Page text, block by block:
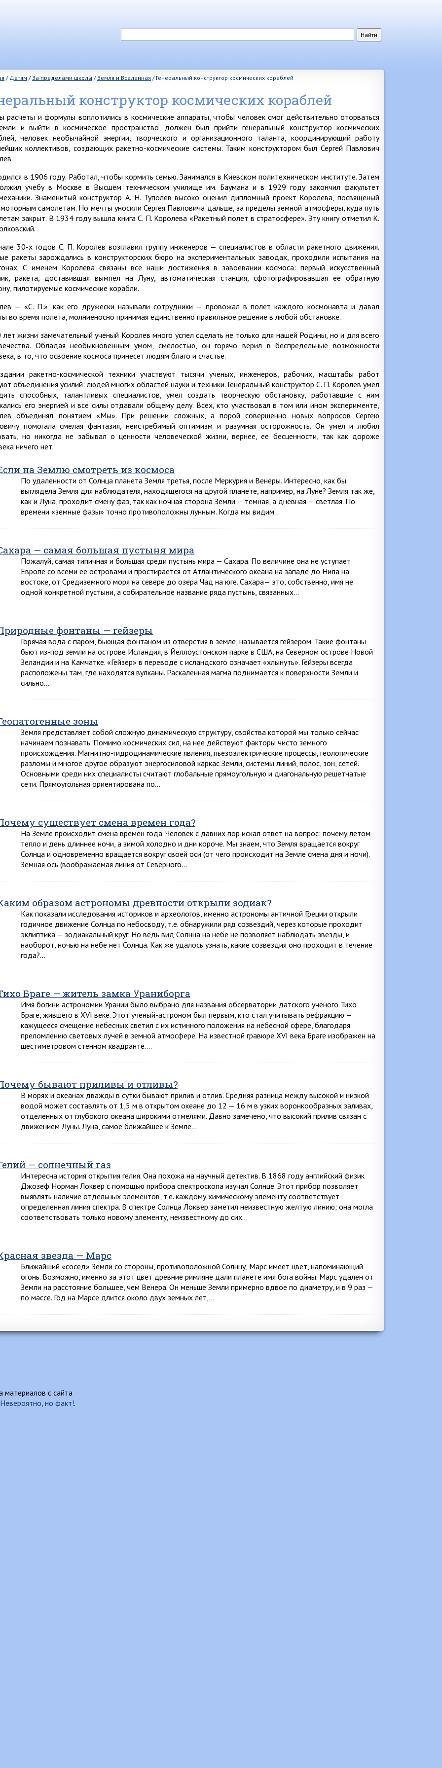
/ Детям / За пределами школы / Земля и Вселенная / Генеральный конструктор космических кораблей
конструктор космических кораблей
расчеты и формулы воплотились в космические аппараты, чтобы человек смог действительно оторваться
и выйти в космическое пространство, должен был прийти генеральный конструктор космических
человек необычайной энергии, творческого и организационного таланта, координирующий работу
коллективов, создающих ракетно-космические системы. Таким конструктором был Сергей Павлович
в 1906 году. Работал, чтобы кормить семью. Занимался в Киевском политехническом институте. Затем
учебу в Москве в Высшем техническом училище им. Баумана и в 1929 году закончил факультет
Знаменитый конструктор А. Н. Туполев высоко оценил дипломный проект Королева, посвященый
самолетам. Но мечты уносили Сергея Павловича дальше, за пределы земной атмосферы, куда путь
закрыт. В 1934 году вышла книга С. П. Королева «Ракетный полет в стратосфере». Эту книгу отметил К.
30-х годов С. П. Королев возглавил группу инженеров — специалистов в области ракетного движения.
ракеты зарождались в конструкторских бюро на экспериментальных заводах, проходили испытания на
С именем Королева связаны все наши достижения в завоевании космоса: первый искусственный
ракета, доставившая вымпел на Луну, автоматическая станция, сфотографировавшая ее обратную
пилотируемые космические корабли.
— «С. П.», как его дружески называли сотрудники — провожал в полет каждого космонавта и давал
во время полета, молниеносно принимая единственно правильное решение в любой обстановке.
лет жизни замечательный ученый Королев много успел сделать не только для нашей Родины, но и для всего
Обладая необыкновенным умом, смелостью, он горячо верил в беспредельные возможности
в то, что освоение космоса принесет людям благо и счастье.
ракетно-космической техники участвуют тысячи ученых, инженеров, рабочих, масштабы работ
объединения усилий: людей многих областей науки и техники. Генеральный конструктор С. П. Королев умел
способных, талантливых специалистов, умел создать творческую обстановку, работавшие с ним
его энергией и все силы отдавали общему делу. Всех, кто участвовал в том или ином эксперименте,
объединял понятием «Мы». При решении сложных, а порой совершенно новых вопросов Сергею
помогала смелая фантазия, неистребимый оптимизм и разумная осторожность. Он умел и любил
но никогда не забывал о ценности человеческой жизни, вернее, ее бесценности, так как дороже
ничего нет.
на Землю смотреть из космоса
По удаленности от Солнца планета Земля третья, после Меркурия и Венеры. Интересно, как бы
выглядела Земля для наблюдателя, находящегося на другой планете, например, на Луне? Земля так же,
как и Луна, проходит смену фаз, так как ночная сторона Земли — темная, а дневная — светлая. По
времени «земные фазы» точно противоположны лунным. Когда мы видим…
— самая большая пустыня мира
Пожалуй, самая типичная и большая среди пустынь мира — Сахара. По величине она не уступает
Европе со всеми ее островами и простирается от Атлантического океана на западе до Нила на
востоке, от Средиземного моря на севере до озера Чад на юге. Сахара— это, собственно, имя не
одной конкретной пустыни, а собирательное название ряда пустынь, связанных…
фонтаны — гейзеры
Горячая вода с паром, бьющая фонтаном из отверстия в земле, называется гейзером. Такие фонтаны
бьют из-под земли на острове Исландия, в Йеллоустонском парке в США, на Северном острове Новой
Зеландии и на Камчатке. «Гейзер» в переводе с исландского означает «хлынуть». Гейзеры всегда
расположены там, где находятся вулканы. Раскаленная магма поднимается к поверхности Земли и
сильно…
зоны
Земля представляет собой сложную динамическую структуру, свойства которой мы только сейчас
начинаем познавать. Помимо космических сил, на нее действуют факторы чисто земного
происхождения. Магнитно-гидродинамические явления, пьезоэлектрические процессы, геологические
разломы и многое другое образуют энергосиловой каркас Земли, системы линий, полос, зон, сетей.
Основными среди них специалисты считают глобальные прямоугольную и диагональную решетчатые
сети. Прямоугольная ориентирована по…
существует смена времен года?
На Земле происходит смена времен года. Человек с давних пор искал ответ на вопрос: почему летом
тепло и день длиннее ночи, а зимой холодно и дни короче. Мы знаем, что Земля вращается вокруг
Солнца и одновременно вращается вокруг своей оси (от чего происходит на Земле смена дня и ночи).
Земная ось (воображаемая линия от Северного…
образом астрономы древности открыли зодиак?
Как показали исследования историков и археологов, именно астрономы античной Греции открыли
годичное движение Солнца по небосводу, т.е. обнаружили ряд созвездий, через которые проходит
эклиптика — зодиакальный круг. Но ведь вид Солнца на небе не позволяет наблюдать звезды, и
наоборот, ночью на небе нет Солнца. Как же удалось узнать, какие созвездия оно проходит в течение
года?…
Браге — житель замка Ураниборга
Имя богини астрономии Урании было выбрано для названия обсерватории датского ученого Тихо
Браге, жившего в XVI веке. Этот ученый-астроном был первым, кто стал учитывать рефракцию —
кажущееся смещение небесных светил с их истинного положения на небесной сфере, благодаря
преломлению световых лучей в земной атмосфере. На известной гравюре XVI века Браге изображен на
шестиметровом стенном квадранте….
бывают приливы и отливы?
В морях и океанах дважды в сутки бывают прилив и отлив. Средняя разница между высокой и низкой
водой может составлять от 1,5 м в открытом океане до 12 — 16 м в узких воронкообразных заливах,
отделенных от глубокого океана широкими отмелями. Давно замечено, что высокий прилив связан с
движением Луны. Луна, самое ближайшее к Земле…
— солнечный газ
Интересна история открытия гелия. Она похожа на научный детектив. В 1868 году английский физик
Джозеф Норман Локвер с помощью прибора спектроскопа изучал Солнце. Этот прибор позволяет
выявлять наличие отдельных элементов, т.е. каждому химическому элементу соответствует
определенная линия спектра. В спектре Солнца Локвер заметил неизвестную желтую линию; она могла
соответствовать только новому элементу, неизвестному до сих…
звезда — Марс
Ближайший «сосед» Земли со стороны, противоположной Солнцу, Марс имеет цвет, напоминающий
огонь. Возможно, именно за этот цвет древние римляне дали планете имя бога войны. Марс удален от
Земли на расстояние большее, чем Венера. Он меньше Земли примерно вдвое по диаметру, и в 9 раз —
по массе. Год на Марсе длится около двух земных лет,…
с сайта
Невероятно, но факт!.